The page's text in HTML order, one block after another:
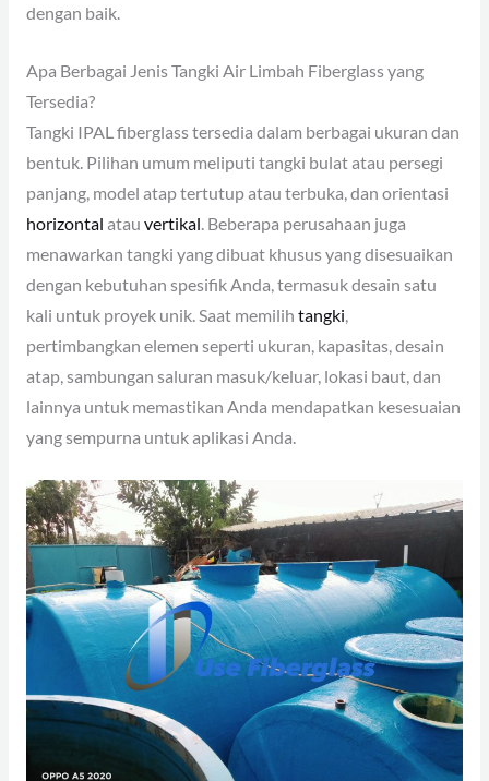
dengan baik.
Apa Berbagai Jenis Tangki Air Limbah Fiberglass yang
Tersedia?
Tangki IPAL fiberglass tersedia dalam berbagai ukuran dan
bentuk. Pilihan umum meliputi tangki bulat atau persegi
panjang, model atap tertutup atau terbuka, dan orientasi
horizontal atau vertikal. Beberapa perusahaan juga
menawarkan tangki yang dibuat khusus yang disesuaikan
dengan kebutuhan spesifik Anda, termasuk desain satu
kali untuk proyek unik. Saat memilih tangki,
pertimbangkan elemen seperti ukuran, kapasitas, desain
atap, sambungan saluran masuk/keluar, lokasi baut, dan
lainnya untuk memastikan Anda mendapatkan kesesuaian
yang sempurna untuk aplikasi Anda.